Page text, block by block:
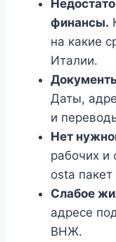
финансы.
на какие
Италии.
Даты,
и
Нет
рабочих и
osta
Слабое
адресе
ВНЖ.